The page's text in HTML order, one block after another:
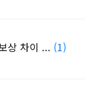
상 차이 ... (1)